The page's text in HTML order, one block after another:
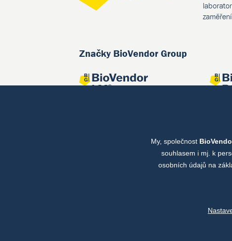
Značky BioVendor Group
Společné projekty
My, společnost
souhlasem i mj. k
osobních údajů na